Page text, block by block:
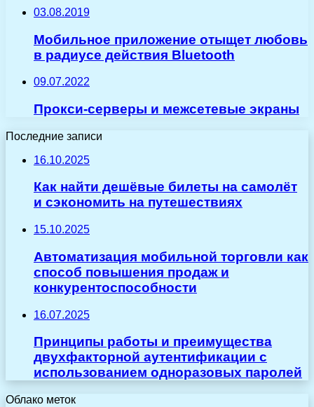
03.08.2019
Мобильное приложение отыщет любовь
в радиусе действия Bluetooth
09.07.2022
Прокси-серверы и межсетевые экраны
Последние записи
16.10.2025
Как найти дешёвые билеты на самолёт
и сэкономить на путешествиях
15.10.2025
Автоматизация мобильной торговли как
способ повышения продаж и
конкурентоспособности
16.07.2025
Принципы работы и преимущества
двухфакторной аутентификации с
использованием одноразовых паролей
Облако меток